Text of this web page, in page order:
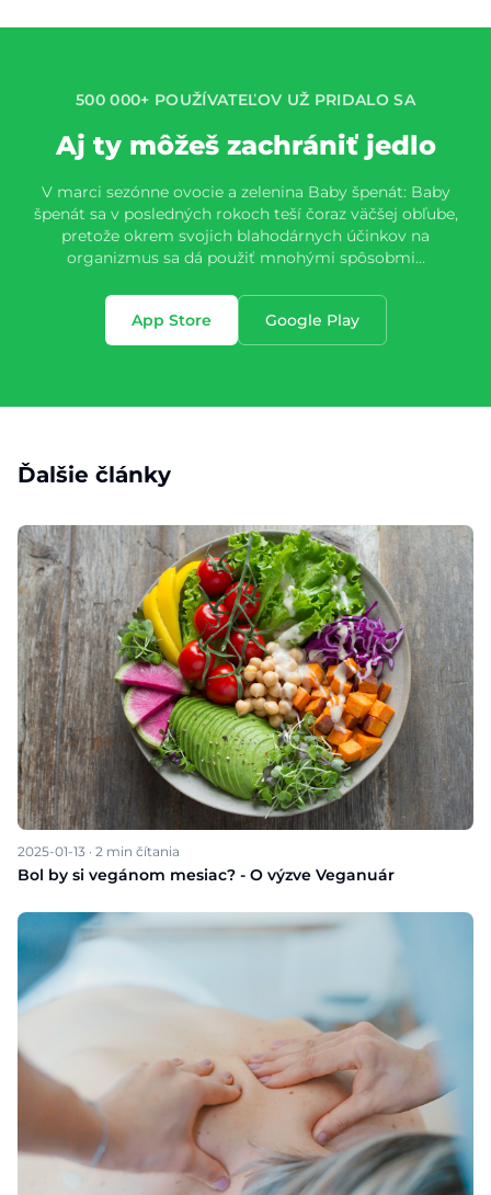
500 000+ POUŽÍVATEĽOV UŽ PRIDALO SA
Aj ty môžeš zachrániť jedlo
V marci sezónne ovocie a zelenina Baby špenát: Baby
špenát sa v posledných rokoch teší čoraz väčšej obľube,
pretože okrem svojich blahodárnych účinkov na
organizmus sa dá použiť mnohými spôsobmi…
App Store Google Play
Ďalšie články
2025-01-13 · 2 min čítania
Bol by si vegánom mesiac? - O výzve Veganuár